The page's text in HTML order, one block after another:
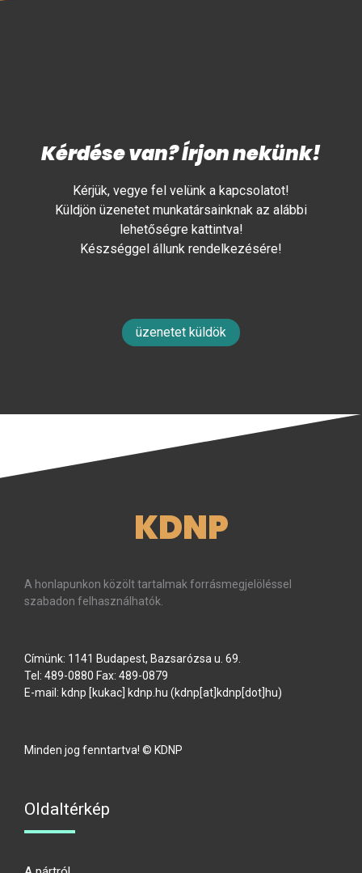
Kérdése van? Írjon nekünk!
Kérjük, vegye fel velünk a kapcsolatot!
Küldjön üzenetet munkatársainknak az alábbi
lehetőségre kattintva!
Készséggel állunk rendelkezésére!
üzenetet küldök
KDNP
A honlapunkon közölt tartalmak forrásmegjelöléssel
szabadon felhasználhatók.
Címünk: 1141 Budapest, Bazsarózsa u. 69.
Tel: 489-0880 Fax: 489-0879
E-mail: kdnp [kukac] kdnp hu (kdnp[at]kdnp[dot]hu)
Minden jog fenntartva! © KDNP
Oldaltérkép